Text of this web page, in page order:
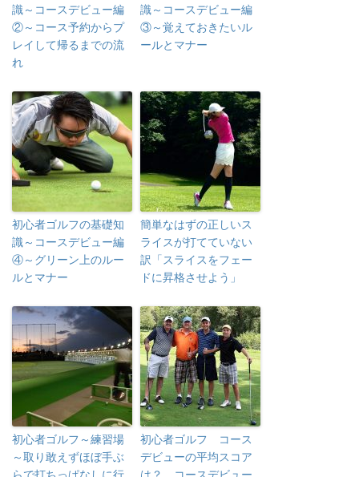
識～コースデビュー編
②～コース予約からプ
レイして帰るまでの流
れ
識～コースデビュー編
③～覚えておきたいル
ールとマナー
初心者ゴルフの基礎知
識～コースデビュー編
④～グリーン上のルー
ルとマナー
簡単なはずの正しいス
ライスが打てていない
訳「スライスをフェー
ドに昇格させよう」
初心者ゴルフ～練習場
～取り敢えずほぼ手ぶ
初心者ゴルフ コース
デビューの平均スコア